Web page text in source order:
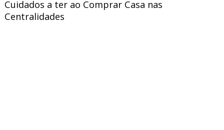
Cuidados a ter ao Comprar Casa nas
Centralidades